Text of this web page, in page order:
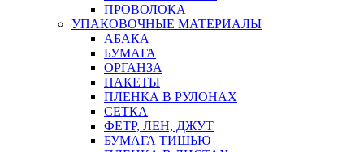
ПРОВОЛОКА
УПАКОВОЧНЫЕ МАТЕРИАЛЫ
АБАКА
БУМАГА
ОРГАНЗА
ПАКЕТЫ
ПЛЕНКА В РУЛОНАХ
СЕТКА
ФЕТР, ЛЕН, ДЖУТ
БУМАГА ТИШЬЮ